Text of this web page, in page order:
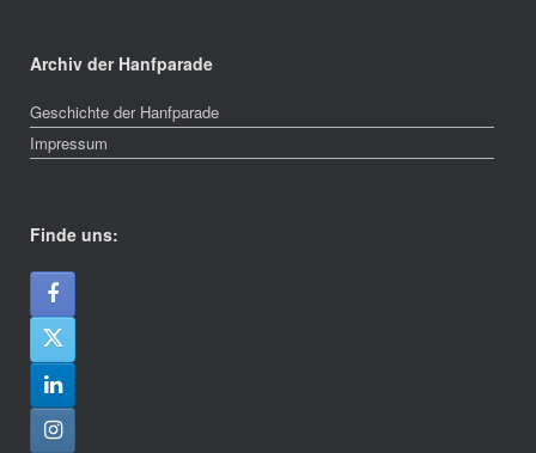
Archiv der Hanfparade
Geschichte der Hanfparade
Impressum
Finde uns: